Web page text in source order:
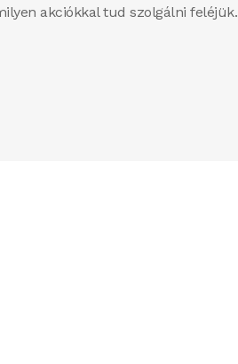
akciókkal tud szolgálni feléjük.